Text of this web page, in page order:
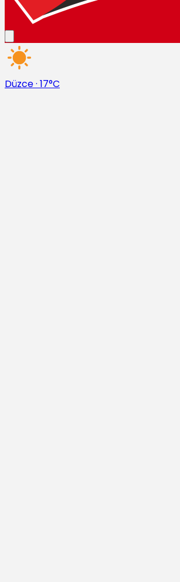
Düzce· 17°C